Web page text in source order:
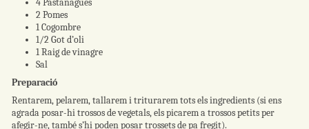
4 Pastanagues
2 Pomes
1 Cogombre
1/2 Got d’oli
1 Raig de vinagre
Sal
Preparació
Rentarem, pelarem, tallarem i triturarem tots els ingredients (si ens
agrada posar-hi trossos de vegetals, els picarem a trossos petits per
afegir-ne, també s’hi poden posar trossets de pa fregit).